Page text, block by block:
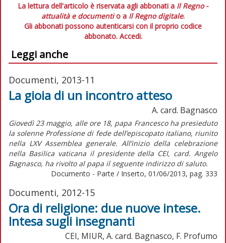
La lettura dell'articolo è riservata agli abbonati a Il Regno -
attualità e documentio a Il Regno digitale.
Gli abbonati possono autenticarsi con il proprio codice
abbonato. Accedi.
Leggi anche
Documenti, 2013-11
La gioia di un incontro atteso
A. card. Bagnasco
Giovedì 23 maggio, alle ore 18, papa Francesco ha presieduto
la solenne Professione di fede dell’episcopato italiano, riunito
nella LXV Assemblea generale. All’inizio della celebrazione
nella Basilica vaticana il presidente della CEI, card. Angelo
Bagnasco, ha rivolto al papa il seguente indirizzo di saluto.
Documento - Parte / Inserto, 01/06/2013, pag. 333
Documenti, 2012-15
Ora di religione: due nuove intese.
Intesa sugli insegnanti
CEI, MIUR, A. card. Bagnasco, F. Profumo